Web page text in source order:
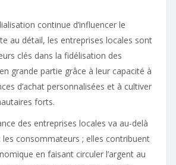
continue d’influencer le
au détail, les entreprises locales sont
clés dans la fidélisation des
grande partie grâce à leur capacité à
d’achat personnalisées et à cultiver
forts.
des entreprises locales va au-delà
les consommateurs ; elles contribuent
en faisant circuler l’argent au